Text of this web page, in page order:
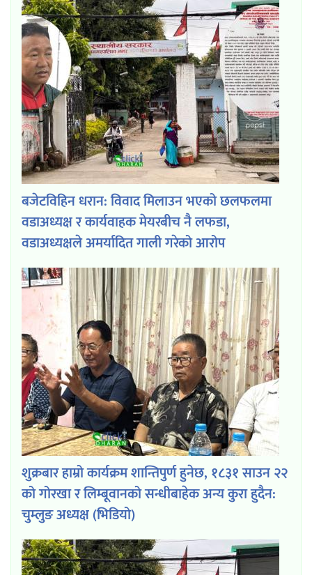
बजेटविहिन धरान: विवाद मिलाउन भएको छलफलमा
वडाअध्यक्ष र कार्यवाहक मेयरबीच नै लफडा,
वडाअध्यक्षले अमर्यादित गाली गरेको आरोप
शुक्रबार हाम्रो कार्यक्रम शान्तिपुर्ण हुनेछ, १८३१ साउन २२
को गोरखा र लिम्बूवानको सन्धीबाहेक अन्य कुरा हुदैन:
चुम्लुङ अध्यक्ष (भिडियो)